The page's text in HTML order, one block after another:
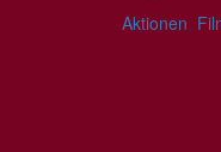
Aktionen,